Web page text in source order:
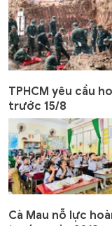
TPHCM yêu cầu
trước 15/8
Cà Mau nỗ lực